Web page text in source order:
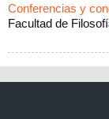
Conferencias y
Facultad de